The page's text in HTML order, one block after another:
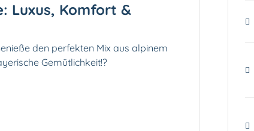
Luxus, Komfort &
den perfekten Mix aus alpinem
Gemütlichkeit!?️